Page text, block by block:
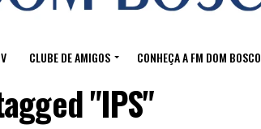
CLUBE DE AMIGOS CONHEÇA A FM DOM BOSCO
"IPS"